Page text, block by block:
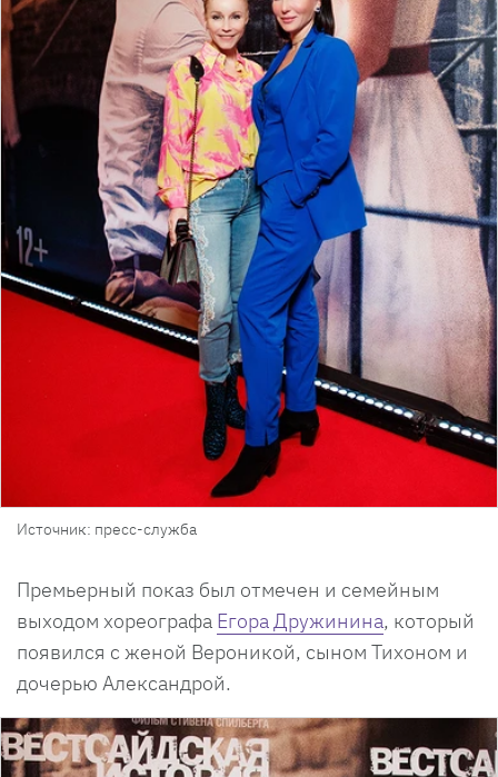
Источник: пресс-служба
Премьерный показ был отмечен и семейным
выходом хореографа Егора Дружинина, который
появился с женой Вероникой, сыном Тихоном и
дочерью Александрой.